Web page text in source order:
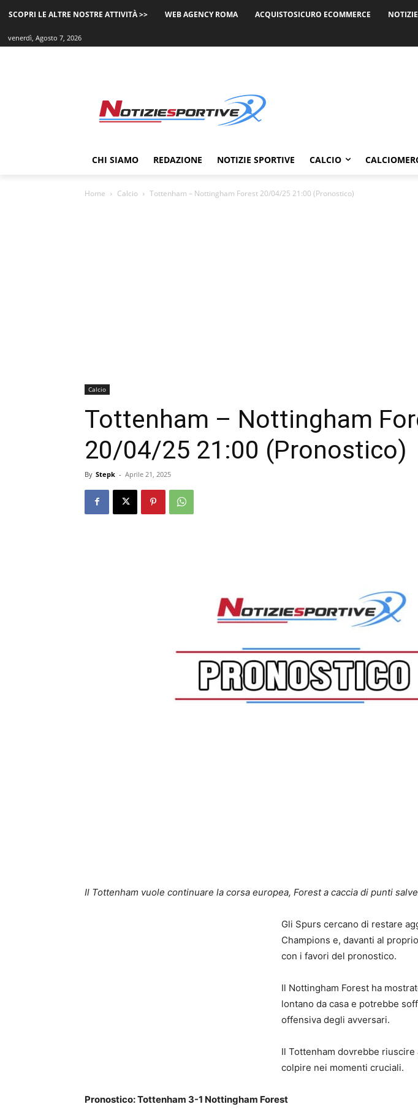
SCOPRI LE ALTRE NOSTRE ATTIVITÀ >> WEB AGENCY ROMA ACQUISTOSICURO ECOMMERCE
venerdì, Agosto 7, 2026
CHI SIAMO REDAZIONE NOTIZIE SPORTIVE CALCIO
Home Calcio Tottenham – Nottingham Forest 20/04/25 21:00 (Pronostico)
Calcio
Tottenham – Nottingham
20/04/25 21:00 (Pronostico)
By Stepk - Aprile 21, 2025
Il Tottenham vuole continuare la corsa europea, Forest a caccia di punti
Gli Spurs cercano di restare
Champions e, davanti al
con i favori del pronostico.
Il Nottingham Forest ha
lontano da casa e potrebbe
offensiva degli avversari.
Il Tottenham dovrebbe riuscire
colpire nei momenti cruciali.
Pronostico: Tottenham 3-1 Nottingham Forest